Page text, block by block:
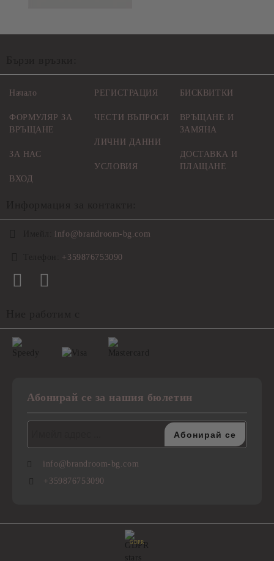
Начало
ФОРМУЛЯР ЗА
ВРЪЩАНЕ
ЗА НАС
ВХОД
РЕГИСТРАЦИЯ
ЧЕСТИ ВЪПРОСИ
ЛИЧНИ ДАННИ
УСЛОВИЯ
БИСКВИТКИ
ВРЪЩАНЕ И
ЗАМЯНА
ДОСТАВКА И
ПЛАЩАНЕ
info@brandroom-bg.com
+359876753090
Абонирай се за нашия бюлетин
info@brandroom-bg.com
+359876753090
GDPR